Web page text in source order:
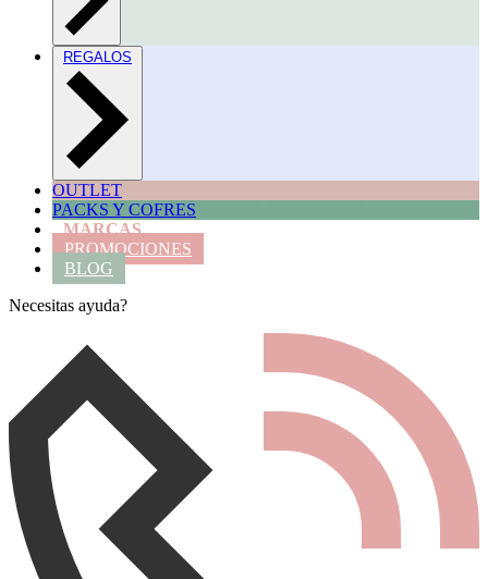
REGALOS
OUTLET
PACKS Y COFRES
MARCAS
PROMOCIONES
BLOG
Necesitas ayuda?